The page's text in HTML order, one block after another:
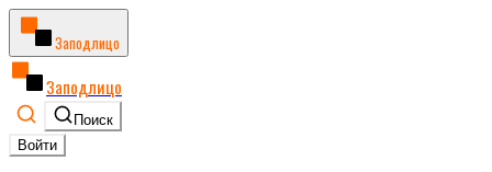
Заподлицо
Заподлицо
Поиск
Войти